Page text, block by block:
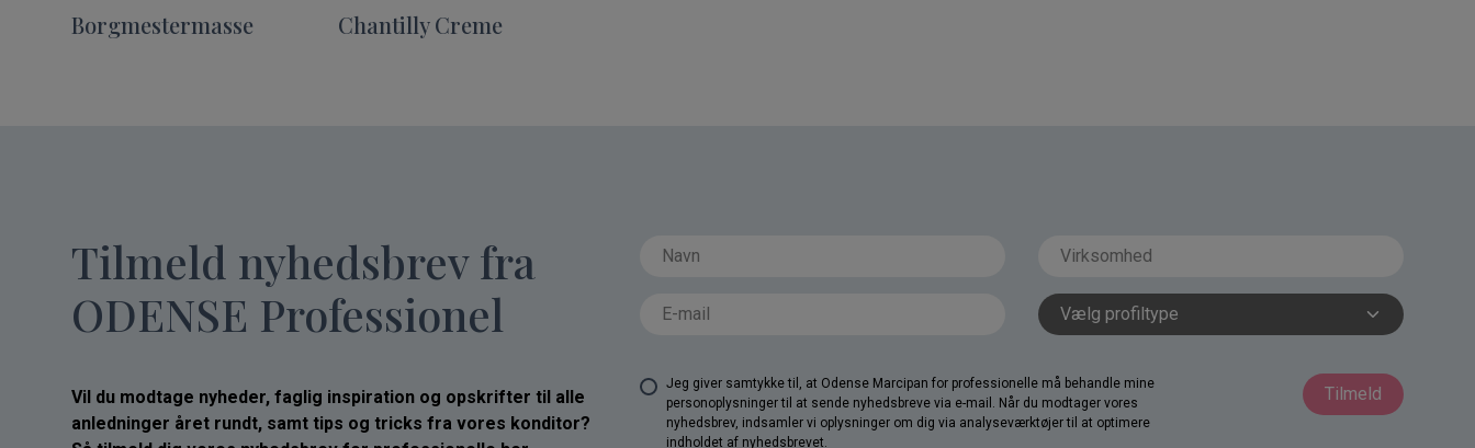
Borgmestermasse Chantilly Creme
Tilmeld nyhedsbrev fra
ODENSE Professionel
Vil du modtage nyheder, faglig inspiration og opskrifter til alle
anledninger året rundt, samt tips og tricks fra vores konditor?
Jeg giver samtykke til, at Odense Marcipan for professionelle må behandle mine
personoplysninger til at sende nyhedsbreve via e-mail. Når du modtager vores
nyhedsbrev, indsamler vi oplysninger om dig via analyseværktøjer til at optimere
indholdet af nyhedsbrevet.
Tilmeld